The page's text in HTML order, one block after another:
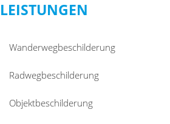
LEISTUNGEN
Wanderwegbeschilderung
Radwegbeschilderung
Objektbeschilderung